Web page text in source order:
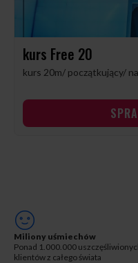
kurs Free 20
kurs 20m/ początkujący/
Miliony uśmiechów
Ponad 1.000.000
klientów z całego świata